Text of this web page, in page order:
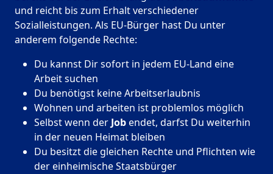
und reicht bis zum Erhalt verschiedener
Sozialleistungen. Als EU-Bürger hast Du unter
anderem folgende Rechte:
Du kannst Dir sofort in jedem EU-Land eine
Arbeit suchen
Du benötigst keine Arbeitserlaubnis
Wohnen und arbeiten ist problemlos möglich
Selbst wenn der Jobendet, darfst Du weiterhin
in der neuen Heimat bleiben
Du besitzt die gleichen Rechte und Pflichten wie
der einheimische Staatsbürger